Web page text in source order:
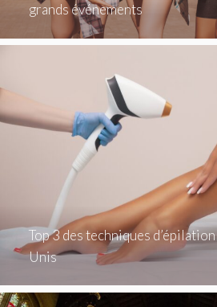
grands événements
Top 3 des techniques
Unis